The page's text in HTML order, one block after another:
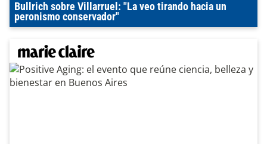
Bullrich sobre Villarruel: "La veo tirando hacia un
peronismo conservador"